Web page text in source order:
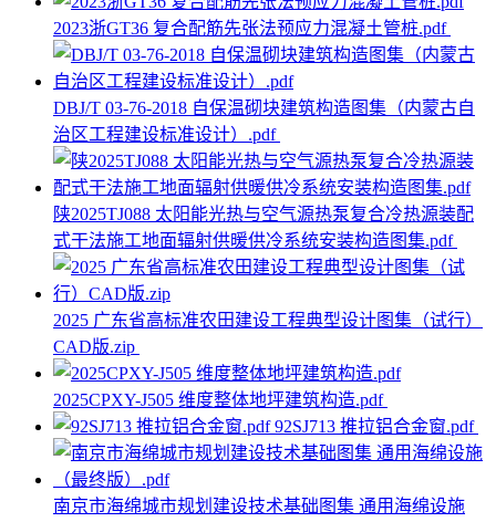
2023浙GT36 复合配筋先张法预应力混凝土管桩.pdf
DBJ/T 03-76-2018 自保温砌块建筑构造图集（内蒙古自
治区工程建设标准设计）.pdf
陕2025TJ088 太阳能光热与空气源热泵复合冷热源装配
式干法施工地面辐射供暖供冷系统安装构造图集.pdf
2025 广东省高标准农田建设工程典型设计图集（试行）
CAD版.zip
2025CPXY-J505 维度整体地坪建筑构造.pdf
92SJ713 推拉铝合金窗.pdf
南京市海绵城市规划建设技术基础图集 通用海绵设施